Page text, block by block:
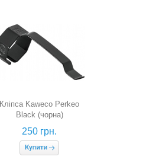
Кліпса Kaweco Perkeo
Black (чорна)
250 грн.